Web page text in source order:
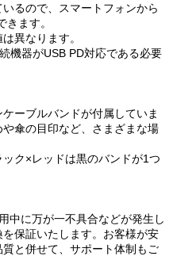
るので、スマートフォンから
ます。
異なります。
機器がUSB PD対応である必要
ーブルバンドが付属していま
傘の目印など、さまざまな場
ク×レッドは黒のバンドが1つ
中に万が一不具合などが発生し
保証いたします。お客様が安
と併せて、サポート体制もご